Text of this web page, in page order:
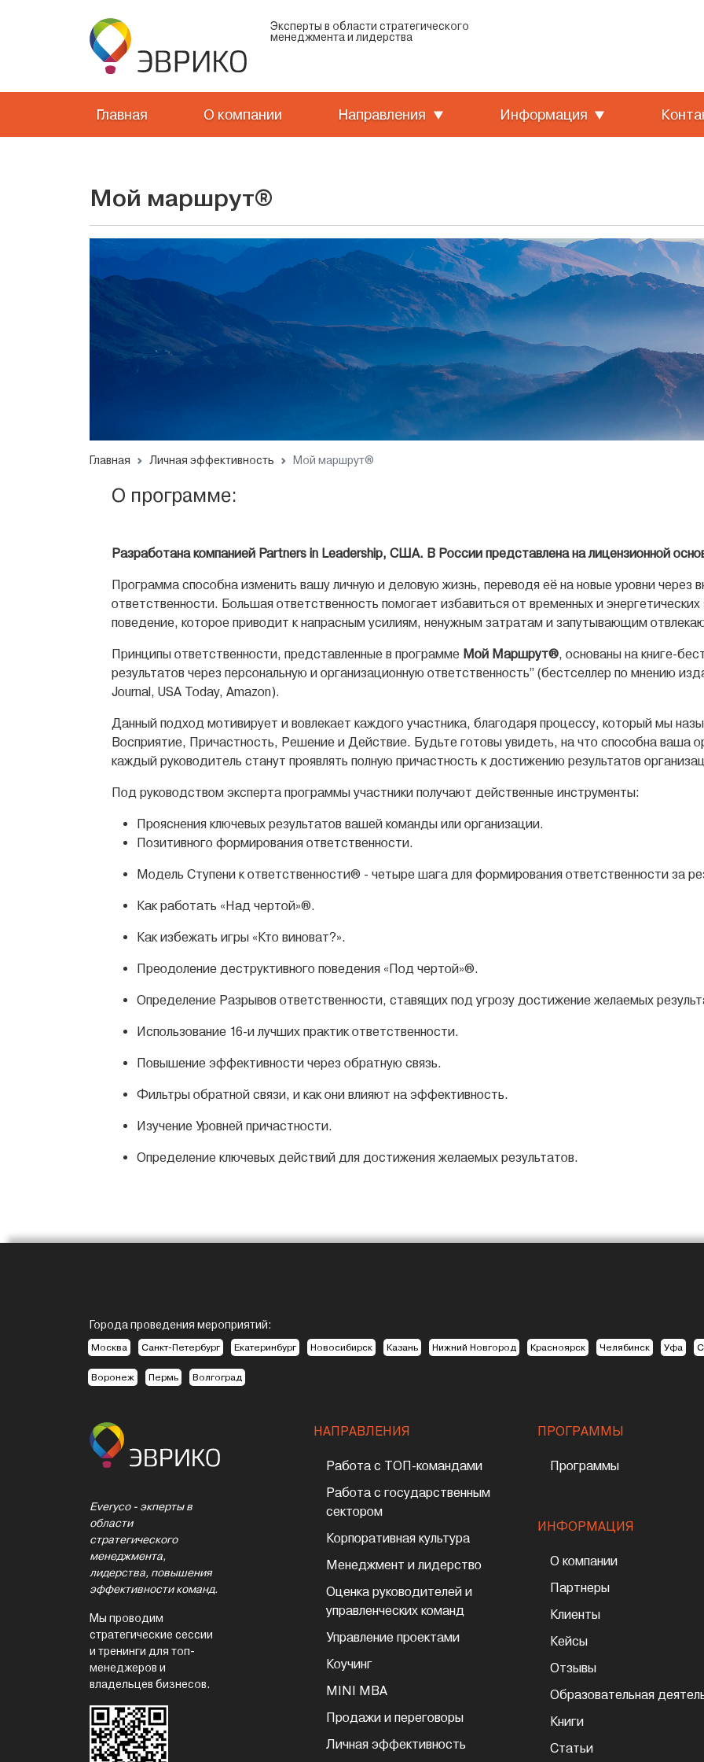
Эксперты в области стратегического
менеджмента и лидерства
Главная О компании Направления Информация
Мой маршрут®
Главная Личная эффективность Мой маршрут®
О программе:
Разработана компанией Partners in Leadership, США. В России представлена на лицензионной
Программа способна изменить вашу личную и деловую жизнь, переводя её на новые уровни через
ответственности. Большая ответственность помогает избавиться от временных и
поведение, которое приводит к напрасным усилиям, ненужным затратам и запутывающим
Принципы ответственности, представленные в программе Мой Маршрут®, основаны на книге-
результатов через персональную и организационную ответственность” (бестселлер по мнению
Journal, USA Today, Amazon).
Данный подход мотивирует и вовлекает каждого участника, благодаря процессу, который мы
Восприятие, Причастность, Решение и Действие. Будьте готовы увидеть, на что способна ваша
каждый руководитель станут проявлять полную причастность к достижению результатов
Под руководством эксперта программы участники получают действенные инструменты:
Прояснения ключевых результатов вашей команды или организации.
Позитивного формирования ответственности.
Модель Ступени к ответственности® - четыре шага для формирования ответственности за
Как работать «Над чертой»®.
Как избежать игры «Кто виноват?».
Преодоление деструктивного поведения «Под чертой»®.
Определение Разрывов ответственности, ставящих под угрозу достижение желаемых
Использование 16-и лучших практик ответственности.
Повышение эффективности через обратную связь.
Фильтры обратной связи, и как они влияют на эффективность.
Изучение Уровней причастности.
Определение ключевых действий для достижения желаемых результатов.
Города проведения мероприятий:
Москва Санкт-Петербург Екатеринбург Новосибирск Казань Нижний Новгород Красноярск Челябинск Уфа
Воронеж Пермь Волгоград
Everyco - экперты в
области
стратегического
менеджмента,
лидерства, повышения
эффективности команд.
Мы проводим
стратегические сессии
и тренинги для топ-
менеджеров и
владельцев бизнесов.
НАПРАВЛЕНИЯ
Работа с ТОП-командами
Работа с государственным
сектором
Корпоративная культура
Менеджмент и лидерство
Оценка руководителей и
управленческих команд
Управление проектами
Коучинг
MINI MBA
Продажи и переговоры
Личная эффективность
ПРОГРАММЫ
Программы
ИНФОРМАЦИЯ
О компании
Партнеры
Клиенты
Кейсы
Отзывы
Образовательная
Книги
Статьи